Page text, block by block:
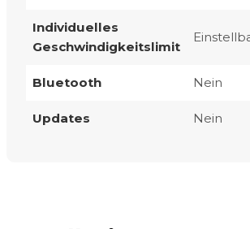
Individuelles
Geschwindigkeitslimit
Bluetooth Nein
Updates Nein